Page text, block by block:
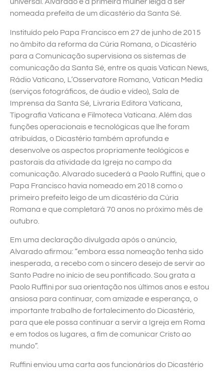
universal. Alvarado é a primeira mulher leiga a ser
nomeada prefeita de um dicastério da Santa Sé.
Instituído pelo Papa Francisco em 27 de junho de 2015
no âmbito da reforma da Cúria Romana, o Dicastério
para a Comunicação supervisiona os sistemas de
comunicação da Santa Sé, entre os quais Vatican News,
Rádio Vaticano, L’Osservatore Romano, Vatican Media
(serviços fotográficos, de áudio e vídeo), Sala de
Imprensa da Santa Sé, Livraria Editora Vaticana,
Tipografia Vaticana e Filmoteca Vaticana. Além das
funções operacionais e tecnológicas que lhe foram
atribuídas, o Dicastério também aprofunda e
desenvolve os aspectos propriamente teológicos e
pastorais da atividade da Igreja no campo da
comunicação. Alvarado sucederá a Paolo Ruffini, que o
Papa Francisco havia nomeado em 2018 como o
primeiro prefeito leigo de um dicastério da Cúria
Romana e que completará 70 anos no próximo mês de
outubro.
Em uma declaração divulgada após o anúncio,
Alvarado afirmou: “embora essa nomeação tenha sido
inesperada, a recebo com o sincero desejo de servir ao
Santo Padre no início de seu pontificado. Sou grata a
Paolo Ruffini por sua orientação nos últimos anos e estou
ansiosa para continuar, com amizade e esperança, o
importante trabalho de fortalecimento do Dicastério,
para que ele possa continuar a servir a Igreja em Roma
e em todos os lugares, a fim de comunicar Cristo ao
mundo”.
Ruffini enviou uma carta aos funcionários do Dicastério